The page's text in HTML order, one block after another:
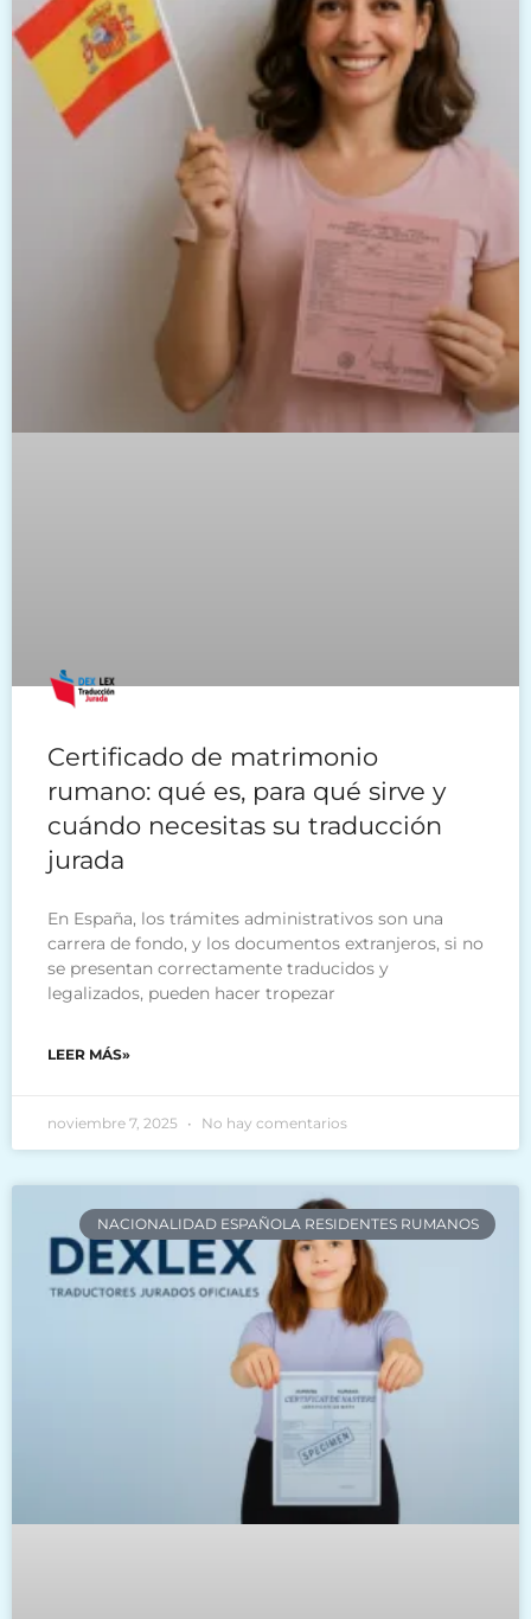
Certificado de matrimonio
rumano: qué es, para qué sirve y
cuándo necesitas su traducción
jurada
En España, los trámites administrativos son una
carrera de fondo, y los documentos extranjeros, si no
se presentan correctamente traducidos y
legalizados, pueden hacer tropezar
LEER MÁS»
noviembre 7, 2025 No hay comentarios
NACIONALIDAD ESPAÑOLA RESIDENTES RUMANOS